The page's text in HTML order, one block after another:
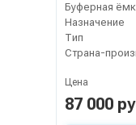
Буферная
Назначение
Тип
Страна-
Цена
87 000